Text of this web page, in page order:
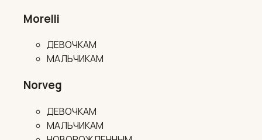
Morelli
ДЕВОЧКАМ
МАЛЬЧИКАМ
Norveg
ДЕВОЧКАМ
МАЛЬЧИКАМ